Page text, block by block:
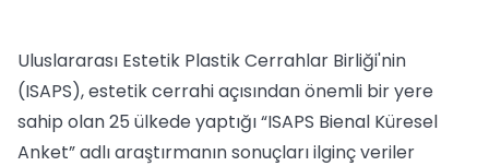
Uluslararası Estetik Plastik Cerrahlar Birliği'nin
(ISAPS), estetik cerrahi açısından önemli bir yere
sahip olan 25 ülkede yaptığı “ISAPS Bienal Küresel
Anket” adlı araştırmanın sonuçları ilginç veriler